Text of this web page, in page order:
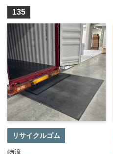
135
リサイクルゴム
物流